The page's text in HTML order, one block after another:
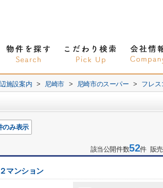
施設案内 > 尼崎市 > 尼崎市のスーパー > フレス
のみ表示
該当公開件数52件 販
マンション